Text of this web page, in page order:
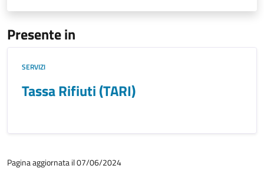
Presente in
SERVIZI
Tassa Rifiuti (TARI)
Pagina aggiornata il 07/06/2024